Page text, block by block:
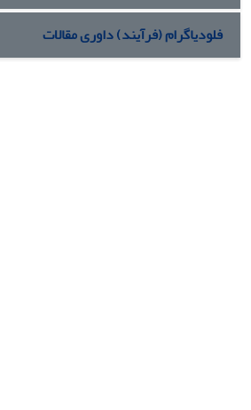
فلودیاگرام (فرآیند) داوری مقالات